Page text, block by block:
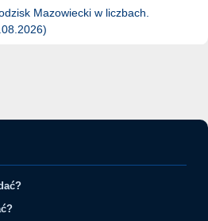
Mazowiecki w liczbach.